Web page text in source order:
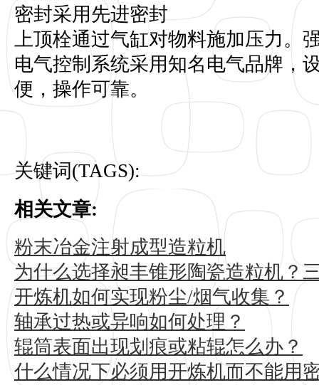
密封采用先进密封
上顶栓通过气缸对物料施加压力。
电气控制系统采用知名电气品牌，
便，操作可靠。
关键词(TAGS):
相关文章:
粉末冶金注射成型造粒机
为什么选择昶丰锥形陶瓷造粒机？
开炼机如何实现粉尘/烟气收集？
轴承过热或异响如何处理？
辊筒表面出现划痕或粘辊怎么办？
什么情况下必须用开炼机而不能用